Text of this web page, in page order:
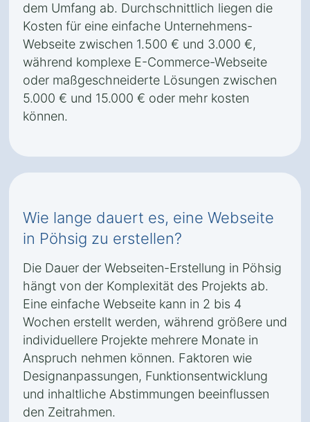
dem Umfang ab. Durchschnittlich liegen die
Kosten für eine einfache Unternehmens-
Webseite zwischen 1.500 € und 3.000 €,
während komplexe E-Commerce-Webseite
oder maßgeschneiderte Lösungen zwischen
5.000 € und 15.000 € oder mehr kosten
können.
Wie lange dauert es, eine Webseite
in Pöhsig zu erstellen?
Die Dauer der Webseiten-Erstellung in Pöhsig
hängt von der Komplexität des Projekts ab.
Eine einfache Webseite kann in 2 bis 4
Wochen erstellt werden, während größere und
individuellere Projekte mehrere Monate in
Anspruch nehmen können. Faktoren wie
Designanpassungen, Funktionsentwicklung
und inhaltliche Abstimmungen beeinflussen
den Zeitrahmen.